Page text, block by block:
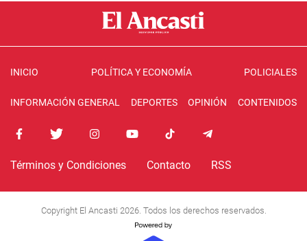
INICIO POLÍTICA Y ECONOMÍA POLICIALES
INFORMACIÓN GENERAL DEPORTES OPINIÓN CONTENIDOS
Términos y Condiciones Contacto RSS
Copyright El Ancasti 2026. Todos los derechos reservados.